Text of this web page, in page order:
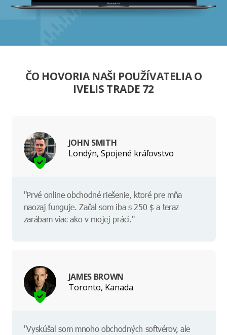
ČO HOVORIA NAŠI POUŽÍVATELIA O
IVELIS TRADE 72
JOHN SMITH
Londýn, Spojené kráľovstvo
"Prvé online obchodné riešenie, ktoré pre mňa
naozaj funguje. Začal som iba s 250 $ a teraz
zarábam viac ako v mojej práci."
JAMES BROWN
Toronto, Kanada
"Vyskúšal som mnoho obchodných softvérov, ale